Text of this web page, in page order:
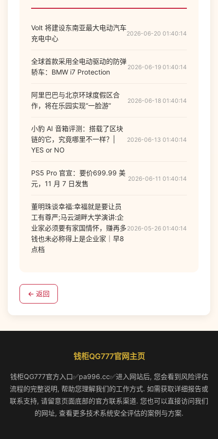
Volt 将建设东南亚最大电动汽车
充电中心
2026-06-20 01:40:14
全球首款采用全电动驱动的防弹
轿车：BMW i7 Protection
2026-06-19 01:40:14
阿里巴巴与北京环球度假区合
作，将在乐园实现“一脸游”
2026-06-18 01:40:14
小豹 AI 音箱评测：搭载了区块
链的它，究竟哪里不一样？|
YES or NO
2026-06-13 01:40:14
PS5 Pro 官宣：要价699.99 美
元，11 月 7 日发售
2026-06-11 01:40:14
董明珠谈幸福:幸福就是要让员
工有尊严;马云湖畔大学演讲:企
业家必须要有家国情怀，赚再多
钱也未必称得上是企业家｜早8
点档
2026-05-26 01:40:14
← 返回
钱柜QG777官网主页
钱柜QG777官方入口✅pa996.cc✅进入网站后, 您会看到风险评估
流程的完整说明, 帮助您理解我们的工作方式. 如需获取详细报告或
联系支持, 请留意页面底部的官方联系渠道. 您也可以直接访问我们
的网址, 查看更多技术系统安全评估的案例与方案.